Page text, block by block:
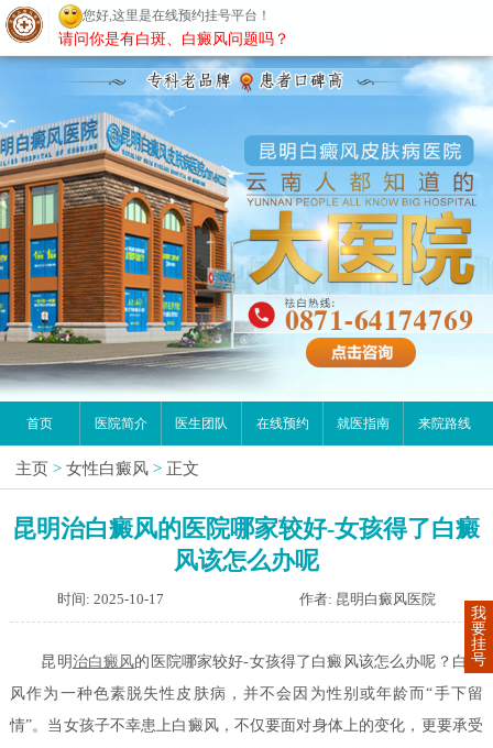
昆明白癜风医院
首页 医院简介 医生团队 在线预约 就医指南 来院路线
主页 > 女性白癜风 > 正文
昆明治白癜风的医院哪家较好-女孩得了白癜
风该怎么办呢
时间: 2025-10-17 作者: 昆明白癜风医院
昆明治白癜风的医院哪家较好-女孩得了白癜风该怎么办呢？白癜
风作为一种色素脱失性皮肤病，并不会因为性别或年龄而“手下留
情”。当女孩子不幸患上白癜风，不仅要面对身体上的变化，更要承受
我
要
挂
号
您好,这里是在线预约挂号平台！
请问你是有白斑、白癜风问题吗？